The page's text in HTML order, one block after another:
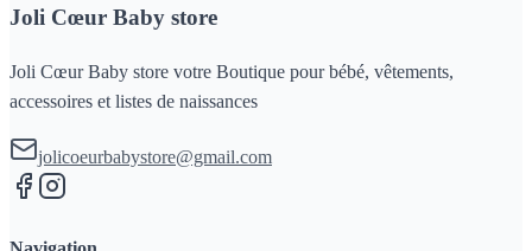
Joli Cœur Baby store
Joli Cœur Baby store votre Boutique pour bébé, vêtements,
accessoires et listes de naissances
jolicoeurbabystore@gmail.com